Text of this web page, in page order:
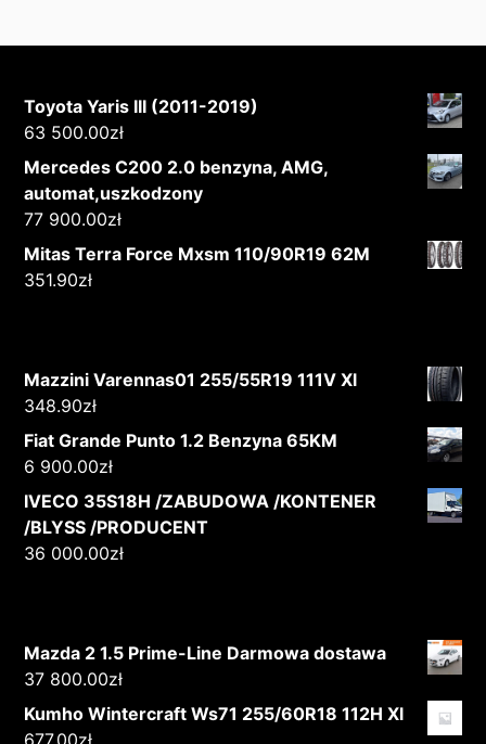
Toyota Yaris III (2011-2019)
63 500.00zł
Mercedes C200 2.0 benzyna, AMG,
automat,uszkodzony
77 900.00zł
Mitas Terra Force Mxsm 110/90R19 62M
351.90zł
Mazzini Varennas01 255/55R19 111V Xl
348.90zł
Fiat Grande Punto 1.2 Benzyna 65KM
6 900.00zł
IVECO 35S18H /ZABUDOWA /KONTENER
/BLYSS /PRODUCENT
36 000.00zł
Mazda 2 1.5 Prime-Line Darmowa dostawa
37 800.00zł
Kumho Wintercraft Ws71 255/60R18 112H Xl
677.00zł